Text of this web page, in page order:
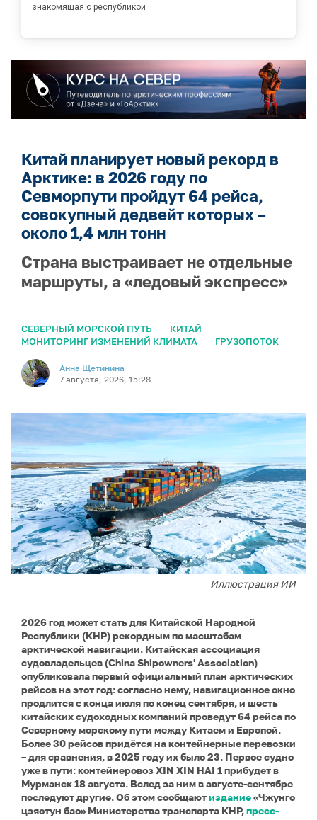
знакомящая с республикой
Китай планирует новый рекорд в
Арктике: в 2026 году по
Севморпути пройдут 64 рейса,
совокупный дедвейт которых –
около 1,4 млн тонн
Страна выстраивает не отдельные
маршруты, а «ледовый экспресс»
СЕВЕРНЫЙ МОРСКОЙ ПУТЬ
КИТАЙ
МОНИТОРИНГ ИЗМЕНЕНИЙ КЛИМАТА
ГРУЗОПОТОК
Анна Щетинина
7 августа, 2026, 15:28
Иллюстрация ИИ
2026 год может стать для Китайской Народной
Республики (КНР) рекордным по масштабам
арктической навигации. Китайская ассоциация
судовладельцев (China Shipowners' Association)
опубликовала первый официальный план арктических
рейсов на этот год: согласно нему, навигационное окно
продлится с конца июля по конец сентября, и шесть
китайских судоходных компаний проведут 64 рейса по
Северному морскому пути между Китаем и Европой.
Более 30 рейсов придётся на контейнерные перевозки
– для сравнения, в 2025 году их было 23. Первое судно
уже в пути: контейнеровоз XIN XIN HAI 1 прибудет в
Мурманск 18 августа. Вслед за ним в августе-сентябре
последуют другие. Об этом сообщаютиздание«Чжунго
цзяотун бао» Министерства транспорта КНР,пресс-